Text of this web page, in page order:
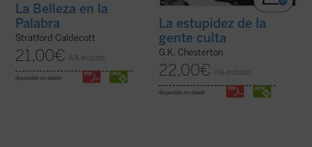
La Belleza en la
Palabra
Stratford Caldecott
21,00€ IVA incluido
disponible en ebook:
La estupidez de la
gente culta
G.K. Chesterton
22,00€ IVA incluido
disponible en ebook: